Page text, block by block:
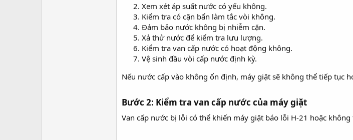
Xem xét áp suất nước có yếu không.
Kiểm tra có cặn bẩn làm tắc vòi không.
Đảm bảo nước không bị nhiễm cặn.
Xả thử nước để kiểm tra lưu lượng.
Kiểm tra van cấp nước có hoạt động không.
Vệ sinh đầu vòi cấp nước định kỳ.
Nếu nước cấp vào không ổn định, máy giặt sẽ không thể tiếp tục
Bước 2: Kiểm tra van cấp nước của máy giặt
Van cấp nước bị lỗi có thể khiến máy giặt báo lỗi H-21 hoặc